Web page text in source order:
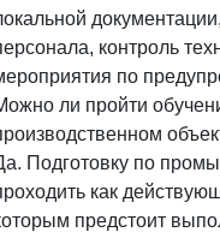
контроль
по
ли пройти
Подготовку по
как
предстоит